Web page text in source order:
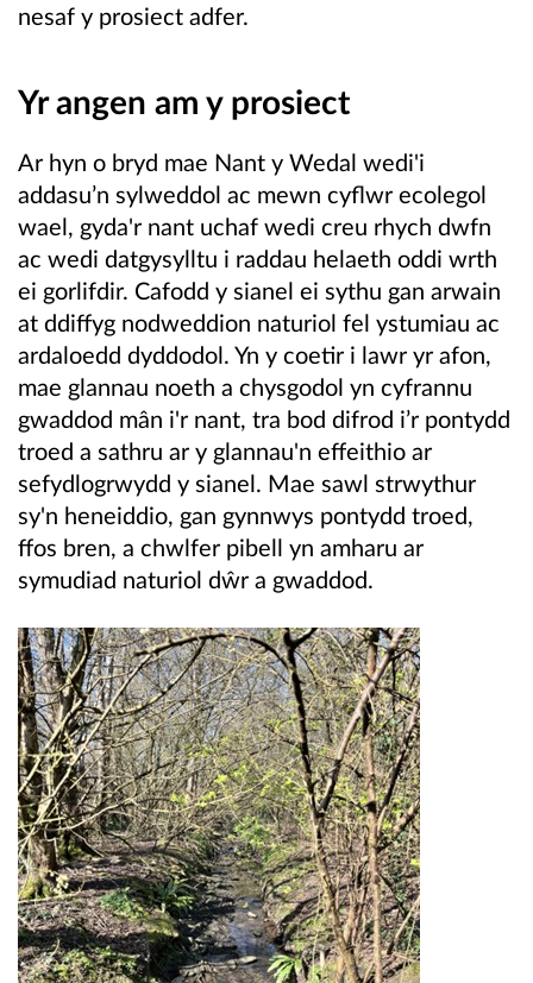
nesaf y prosiect adfer.
Yr angen am y prosiect
Ar hyn o bryd mae Nant y Wedal wedi'i
addasu’n sylweddol ac mewn cyflwr ecolegol
wael, gyda'r nant uchaf wedi creu rhych dwfn
ac wedi datgysylltu i raddau helaeth oddi wrth
ei gorlifdir. Cafodd y sianel ei sythu gan arwain
at ddiffyg nodweddion naturiol fel ystumiau ac
ardaloedd dyddodol. Yn y coetir i lawr yr afon,
mae glannau noeth a chysgodol yn cyfrannu
gwaddod mân i'r nant, tra bod difrod i’r pontydd
troed a sathru ar y glannau'n effeithio ar
sefydlogrwydd y sianel. Mae sawl strwythur
sy'n heneiddio, gan gynnwys pontydd troed,
ffos bren, a chwlfer pibell yn amharu ar
symudiad naturiol dŵr a gwaddod.